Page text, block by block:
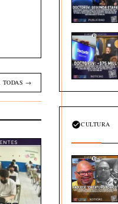
TODAS →
CULTURA